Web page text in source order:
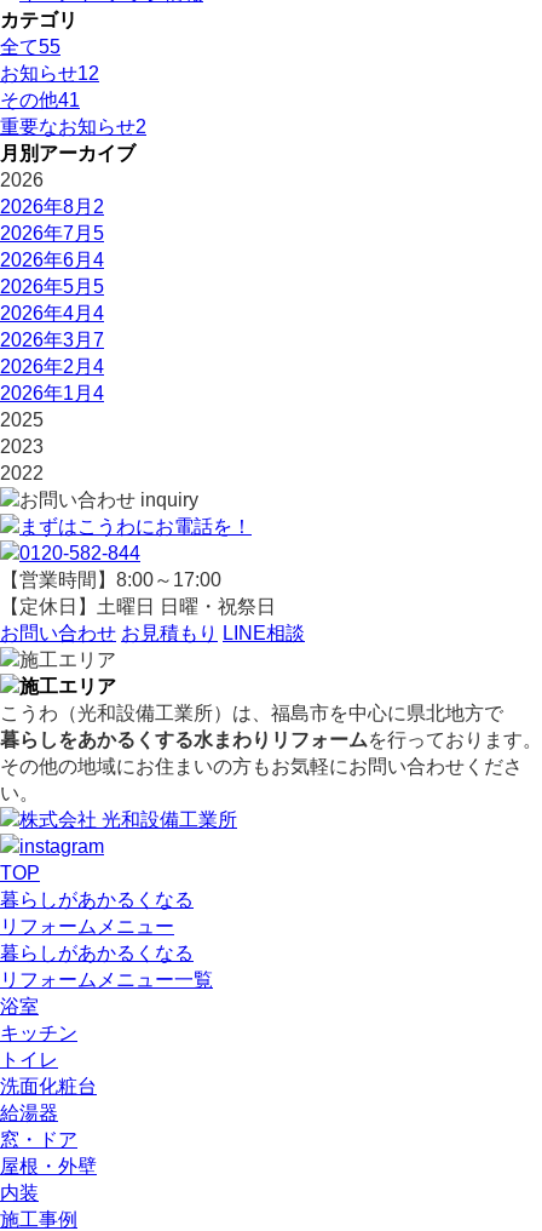
カテゴリ
全て55
お知らせ12
その他41
重要なお知らせ2
月別アーカイブ
2026
2026年8月 2
2026年7月 5
2026年6月 4
2026年5月 5
2026年4月 4
2026年3月 7
2026年2月 4
2026年1月 4
2025
2023
2022
【営業時間】8:00～17:00
【定休日】土曜日 日曜・祝祭日
お問い合わせ お見積もり LINE相談
こうわ（光和設備工業所） は、福島市を中心に県北地方で
暮らしをあかるくする水まわりリフォームを行っております。
その他の地域にお住まいの方もお気軽にお問い合わせくださ
い。
TOP
暮らしがあかるくなる
リフォームメニュー
暮らしがあかるくなる
リフォームメニュー一覧
浴室
キッチン
トイレ
洗面化粧台
給湯器
窓・ドア
屋根・外壁
内装
施工事例